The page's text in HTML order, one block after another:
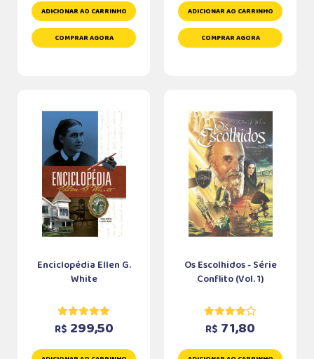
ADICIONAR AO CARRINHO
COMPRAR AGORA
ADICIONAR AO CARRINHO
COMPRAR AGORA
Enciclopédia Ellen G.
White
R$ 299,50
Os Escolhidos - Série
Conflito (Vol. 1)
R$ 71,80